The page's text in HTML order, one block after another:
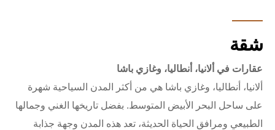
شقة
عقارات في ألانيا، أنطاليا، وغازي باشا
ألانيا، أنطاليا، وغازي باشا هي من أكثر المدن السياحية شهرة
على ساحل البحر الأبيض المتوسط. بفضل تاريخها الغني وجمالها
الطبيعي ومرافق الحياة الحديثة، تعد هذه المدن وجهة جذابة